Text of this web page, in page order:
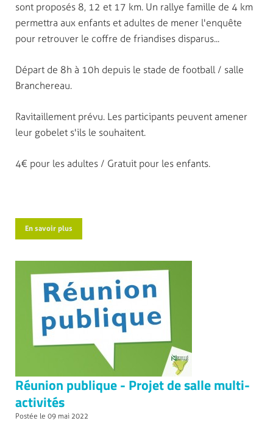
sont proposés 8, 12 et 17 km. Un rallye famille de 4 km
permettra aux enfants et adultes de mener l'enquête
pour retrouver le coffre de friandises disparus...
Départ de 8h à 10h depuis le stade de football / salle
Branchereau.
Ravitaillement prévu. Les participants peuvent amener
leur gobelet s'ils le souhaitent.
4€ pour les adultes / Gratuit pour les enfants.
En savoir plus
Réunion publique - Projet de salle multi-
activités
Postée le 09 mai 2022